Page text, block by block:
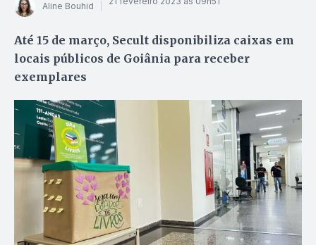
Aline Bouhid
Até 15 de março, Secult disponibiliza caixas em
locais públicos de Goiânia para receber
exemplares